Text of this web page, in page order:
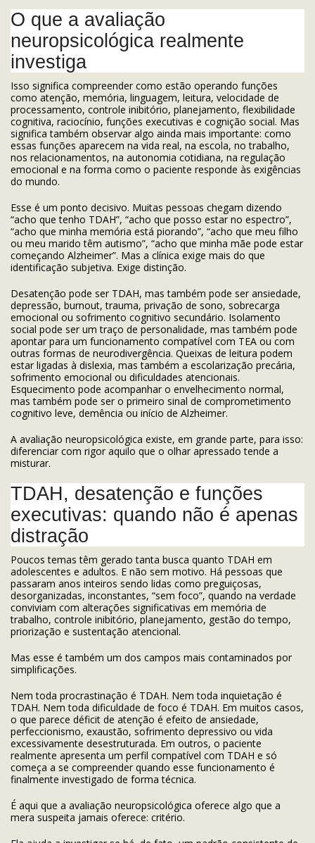
O que a avaliação
neuropsicológica realmente
investiga
Isso significa compreender como estão operando funções
como atenção, memória, linguagem, leitura, velocidade de
processamento, controle inibitório, planejamento, flexibilidade
cognitiva, raciocínio, funções executivas e cognição social. Mas
significa também observar algo ainda mais importante: como
essas funções aparecem na vida real, na escola, no trabalho,
nos relacionamentos, na autonomia cotidiana, na regulação
emocional e na forma como o paciente responde às exigências
do mundo.
Esse é um ponto decisivo. Muitas pessoas chegam dizendo
“acho que tenho TDAH”, “acho que posso estar no espectro”,
“acho que minha memória está piorando”, “acho que meu filho
ou meu marido têm autismo”, “acho que minha mãe pode estar
começando Alzheimer”. Mas a clínica exige mais do que
identificação subjetiva. Exige distinção.
Desatenção pode ser TDAH, mas também pode ser ansiedade,
depressão, burnout, trauma, privação de sono, sobrecarga
emocional ou sofrimento cognitivo secundário. Isolamento
social pode ser um traço de personalidade, mas também pode
apontar para um funcionamento compatível com TEA ou com
outras formas de neurodivergência. Queixas de leitura podem
estar ligadas à dislexia, mas também a escolarização precária,
sofrimento emocional ou dificuldades atencionais.
Esquecimento pode acompanhar o envelhecimento normal,
mas também pode ser o primeiro sinal de comprometimento
cognitivo leve, demência ou início de Alzheimer.
A avaliação neuropsicológica existe, em grande parte, para isso:
diferenciar com rigor aquilo que o olhar apressado tende a
misturar.
TDAH, desatenção e funções
executivas: quando não é apenas
distração
Poucos temas têm gerado tanta busca quanto TDAH em
adolescentes e adultos. E não sem motivo. Há pessoas que
passaram anos inteiros sendo lidas como preguiçosas,
desorganizadas, inconstantes, “sem foco”, quando na verdade
conviviam com alterações significativas em memória de
trabalho, controle inibitório, planejamento, gestão do tempo,
priorização e sustentação atencional.
Mas esse é também um dos campos mais contaminados por
simplificações.
Nem toda procrastinação é TDAH. Nem toda inquietação é
TDAH. Nem toda dificuldade de foco é TDAH. Em muitos casos,
o que parece déficit de atenção é efeito de ansiedade,
perfeccionismo, exaustão, sofrimento depressivo ou vida
excessivamente desestruturada. Em outros, o paciente
realmente apresenta um perfil compatível com TDAH e só
começa a se compreender quando esse funcionamento é
finalmente investigado de forma técnica.
É aqui que a avaliação neuropsicológica oferece algo que a
mera suspeita jamais oferece: critério.